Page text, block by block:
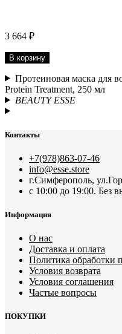
3 664 ₽
В корзину
Протеиновая маска для
Protein Treatment, 250 мл
BEAUTY ESSE
Контакты
+7(978)863-07-46
info@esse.store
г.Симферополь,
с 10:00 до 19:00. Без
Информация
О нас
Доставка и оплата
Политика обработки
Условия возврата
Условия соглашения
Частые вопросы
ПОКУПКИ